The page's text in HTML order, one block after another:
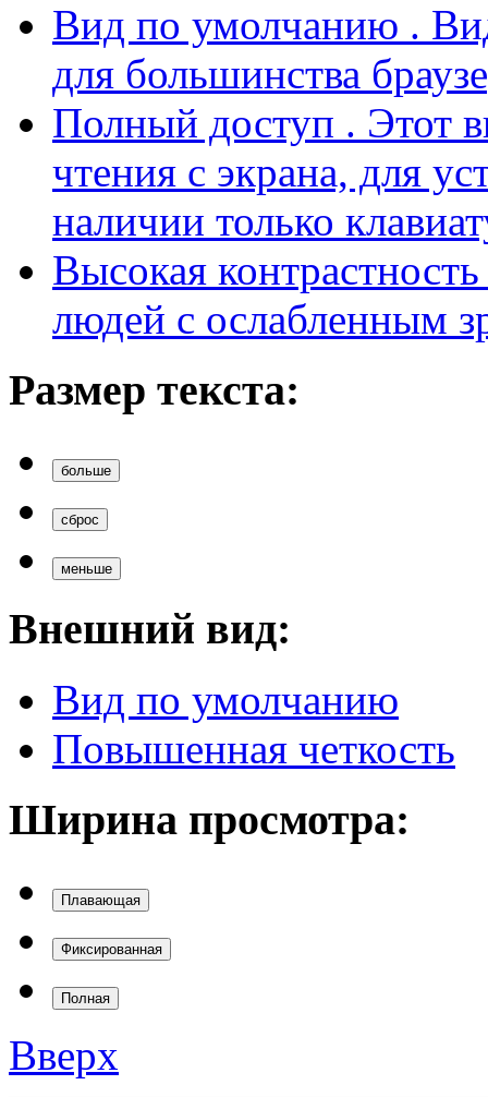
Вид по умолчанию .
для большинства
Полный доступ . Этот
чтения с экрана, для
наличии только
Высокая
людей с ослабленным
Размер текста:
больше
сброс
меньше
Внешний вид:
Вид по умолчанию
Повышенная четкость
Ширина просмотра:
Плавающая
Фиксированная
Полная
Вверх